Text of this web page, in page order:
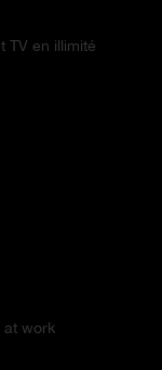
TV en illimité
at work